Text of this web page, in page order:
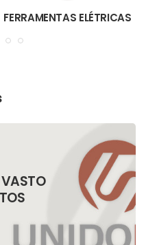
FERRAMENTAS ELÉTRICAS